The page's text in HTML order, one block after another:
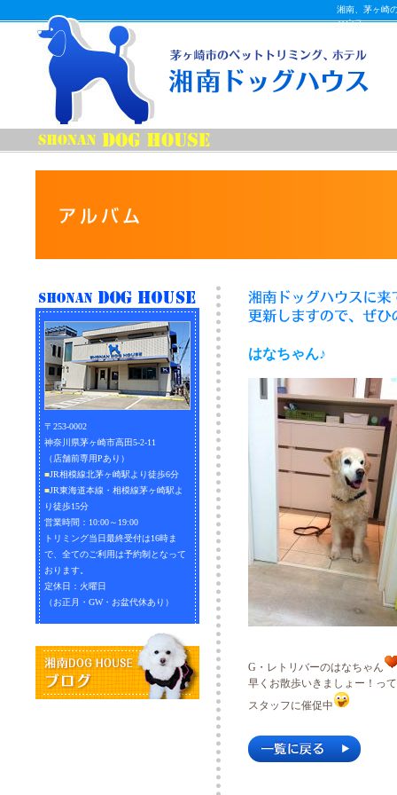
湘南、茅ヶ崎
ハウス
〒253-0002
神奈川県茅ヶ崎市高田5-2-11
（店舗前専用Pあり）
■JR相模線北茅ヶ崎駅より徒歩6分
■JR東海道本線・相模線茅ヶ崎駅よ
り徒歩15分
営業時間：10:00～19:00
トリミング当日最終受付は16時ま
で、全てのご利用は予約制となって
おります。
定休日：火曜日
（お正月・GW・お盆代休あり）
はなちゃん♪
G・レトリバーのはなちゃん
早くお散歩いきましょー！って
スタッフに催促中